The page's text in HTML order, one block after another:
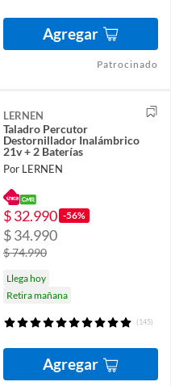
Agregar
Patrocinado
LERNEN
Taladro Percutor
Destornillador Inalámbrico
21v + 2 Baterías
Por LERNEN
$ 32.990 -56%
$ 34.990
$ 74.990
Llega hoy
Retira mañana
(145)
Agregar